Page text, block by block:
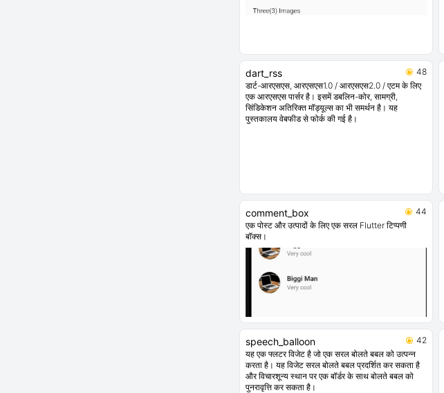
dart_rss
48
डार्ट-आरएसएस, आरएसएस1.0 / आरएसएस2.0 / एटम के लिए
एक आरएसएस पार्सर है। इसमें डबलिन-कोर, सामग्री,
सिंडिकेशन अतिरिक्त मॉड्यूल्स का भी समर्थन है। यह
पुस्तकालय वेबफीड से फोर्क की गई है।
comment_box
44
एक पोस्ट और उत्पादों के लिए एक सरल Flutter टिप्पणी
बॉक्स।
speech_balloon
42
यह एक फ्लटर विजेट है जो एक सरल बोलते बबल को उत्पन्न
करता है। यह विजेट सरल बोलते बबल प्रदर्शित कर सकता है
और विचारशून्य स्थान पर एक बॉर्डर के साथ बोलते बबल को
पुनरावृत्ति कर सकता है।